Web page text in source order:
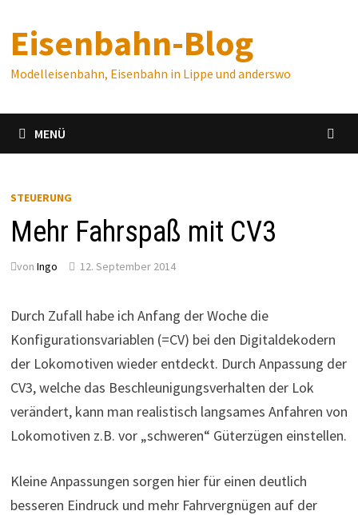
Inhalt
springen
Eisenbahn-Blog
Modelleisenbahn, Eisenbahn in Lippe und anderswo
MENÜ
STEUERUNG
Mehr Fahrspaß mit CV3
von Ingo 12. September 2014
Durch Zufall habe ich Anfang der Woche die
Konfigurationsvariablen (=CV) bei den Digitaldekodern
der Lokomotiven wieder entdeckt. Durch Anpassung der
CV3, welche das Beschleunigungsverhalten der Lok
verändert, kann man realistisch langsames Anfahren von
Lokomotiven z.B. vor „schweren“ Güterzügen einstellen.
Kleine Anpassungen sorgen hier für einen deutlich
besseren Eindruck und mehr Fahrvergnügen auf der